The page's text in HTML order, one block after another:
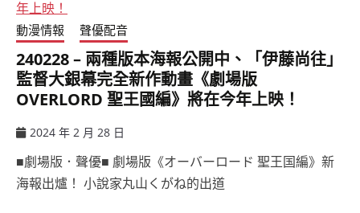
動漫情報 聲優配音
240228 – 兩種版本海報公開中、「伊藤尚往」
監督大銀幕完全新作動畫《劇場版
OVERLORD 聖王國編》將在今年上映！
2024 年 2 月 28 日
■劇場版．聲優■ 劇場版《オーバーロード 聖王国編》新
海報出爐！ 小說家丸山くがね的出道